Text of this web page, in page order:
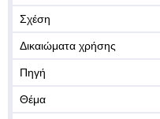
Σχέση
Δικαιώματα χρήσης
Πηγή
Θέμα